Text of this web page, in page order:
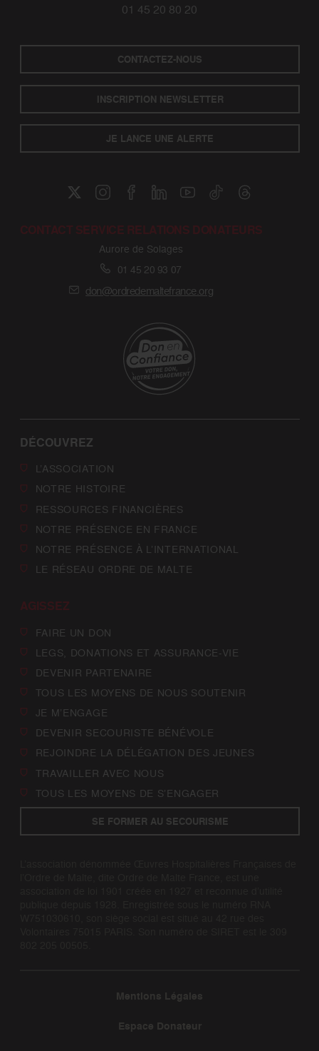
01 45 20 80 20
CONTACTEZ-NOUS
INSCRIPTION NEWSLETTER
JE LANCE UNE ALERTE
CONTACT SERVICE RELATIONS DONATEURS
Aurore de Solages
01 45 20 93 07
don@ordredemaltefrance.org
DÉCOUVREZ
L’ASSOCIATION
NOTRE HISTOIRE
RESSOURCES FINANCIÈRES
NOTRE PRÉSENCE EN FRANCE
NOTRE PRÉSENCE À L’INTERNATIONAL
LE RÉSEAU ORDRE DE MALTE
AGISSEZ
FAIRE UN DON
LEGS, DONATIONS ET ASSURANCE-VIE
DEVENIR PARTENAIRE
TOUS LES MOYENS DE NOUS SOUTENIR
JE M’ENGAGE
DEVENIR SECOURISTE BÉNÉVOLE
REJOINDRE LA DÉLÉGATION DES JEUNES
TRAVAILLER AVEC NOUS
TOUS LES MOYENS DE S’ENGAGER
SE FORMER AU SECOURISME
Mentions Légales
Espace Donateur